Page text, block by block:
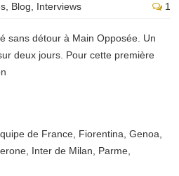
Blog Interviews 1
sans détour à Main Opposée. Un
deux jours. Pour cette première
de France Fiorentina Genoa
Inter de Milan Parme